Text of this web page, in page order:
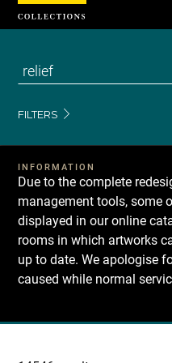
FILTERS
INFORMATION
Due to the complete
management tools, some
displayed in our online
rooms in which artworks
up to date. We apologise
caused while normal
Recherche
Cookies management panel